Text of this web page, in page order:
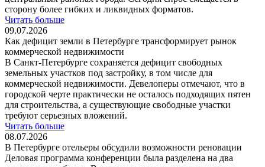
сторону более гибких и ликвидных форматов.
Читать больше
09.07.2026
Как дефицит земли в Петербурге трансформирует рынок
коммерческой недвижимости
В Санкт-Петербурге сохраняется дефицит свободных
земельных участков под застройку, в том числе для
коммерческой недвижимости. Девелоперы отмечают, что в
городской черте практически не осталось подходящих пятен
для строительства, а существующие свободные участки
требуют серьезных вложений.
Читать больше
08.07.2026
В Петербурге отельеры обсудили возможности реновации
Деловая программа конференции была разделена на два